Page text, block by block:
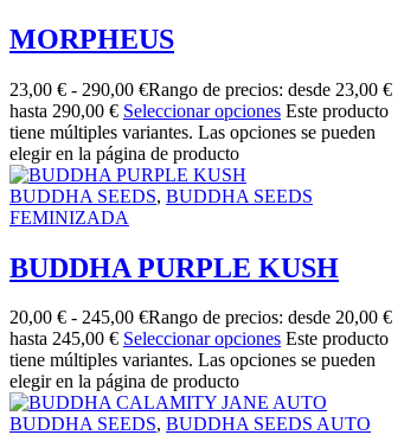
MORPHEUS
23,00 € - 290,00 €Rango de precios: desde 23,00 €
hasta 290,00 € Seleccionar opciones Este producto
tiene múltiples variantes. Las opciones se pueden
elegir en la página de producto
BUDDHA SEEDS, BUDDHA SEEDS
FEMINIZADA
BUDDHA PURPLE KUSH
20,00 € - 245,00 €Rango de precios: desde 20,00 €
hasta 245,00 € Seleccionar opciones Este producto
tiene múltiples variantes. Las opciones se pueden
elegir en la página de producto
BUDDHA SEEDS, BUDDHA SEEDS AUTO